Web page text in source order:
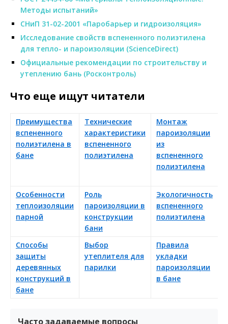
Методы испытаний»
СНиП 31-02-2001 «Паробарьер и гидроизоляция»
Исследование свойств вспененного полиэтилена
для тепло- и пароизоляции (ScienceDirect)
Официальные рекомендации по строительству и
утеплению бань (Росконтроль)
Что еще ищут читатели
Преимущества
вспененного
полиэтилена в
бане
Технические
характеристики
вспененного
полиэтилена
Монтаж
пароизоляции
из
вспененного
полиэтилена
Особенности
теплоизоляции
парной
Роль
пароизоляции в
конструкции
бани
Экологичность
вспененного
полиэтилена
Способы
защиты
деревянных
конструкций в
бане
Выбор
утеплителя для
парилки
Правила
укладки
пароизоляции
в бане
Часто задаваемые вопросы